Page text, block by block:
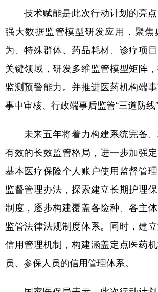
广东 广西 海南
四川 贵州 云南
陕西 甘肃 青海
English Español Français
技术赋能是此次行动计划的亮点
强大数据监管模型研发应用，聚焦
为、特殊群体、药品耗材、诊疗项
关键领域，研发多维监管模型矩阵
监测预警能力。并推进医药机构端
事中审核、行政端事后监管“三道防线”
未来五年将着力构建系统完备、
有效的长效监管格局，进一步加强
基本医疗保险个人账户使用监督管
监督管理办法，探索建立长期护理
制度，逐步构建覆盖各险种、各主
监管法律法规制度体系。同时，建
信用管理机制，构建涵盖定点医药
员、参保人员的信用管理体系。